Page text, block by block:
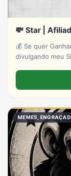
💸 Star |
💰 Se quer
divulgando meu
MEMES,